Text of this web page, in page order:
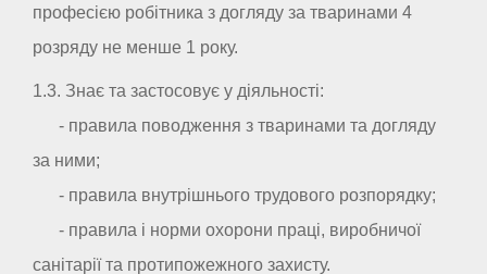
професією робітника з догляду за тваринами 4
розряду не менше 1 року.
1.3. Знає та застосовує у діяльності:
- правила поводження з тваринами та догляду
за ними;
- правила внутрішнього трудового розпорядку;
- правила і норми охорони праці, виробничої
санітарії та протипожежного захисту.